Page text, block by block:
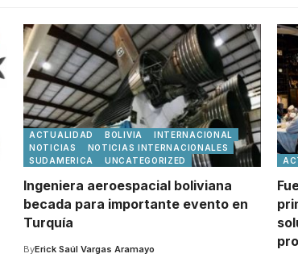
ACTUALIDAD BOLIVIA
INTERNACIONAL
NOTICIAS
NOTICIAS INTERNACIONALES
SUDAMERICA
UNCATEGORIZED
Ingeniera aeroespacial boliviana
becada para importante evento en
Turquía
ByErick Saúl Vargas Aramayo